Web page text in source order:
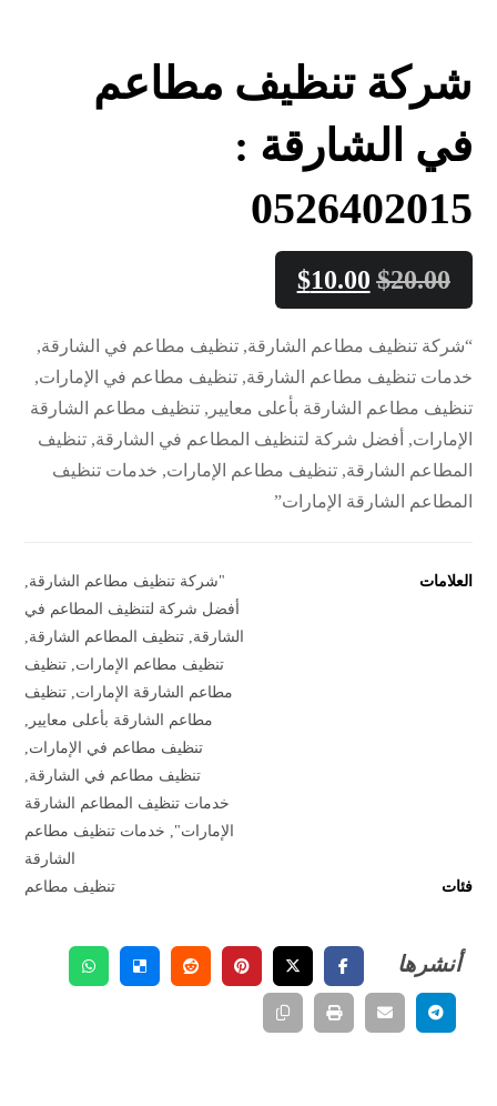
شركة تنظيف مطاعم
في الشارقة :
0526402015
$20.00
$10.00
“شركة تنظيف مطاعم الشارقة, تنظيف مطاعم في الشارقة,
خدمات تنظيف مطاعم الشارقة, تنظيف مطاعم في الإمارات,
تنظيف مطاعم الشارقة بأعلى معايير, تنظيف مطاعم الشارقة
الإمارات, أفضل شركة لتنظيف المطاعم في الشارقة, تنظيف
المطاعم الشارقة, تنظيف مطاعم الإمارات, خدمات تنظيف
المطاعم الشارقة الإمارات”
العلامات "شركة تنظيف مطاعم الشارقة
أفضل شركة لتنظيف المطاعم في
الشارقة تنظيف المطاعم الشارقة
تنظيف مطاعم الإمارات تنظيف
مطاعم الشارقة الإمارات تنظيف
مطاعم الشارقة بأعلى معايير
تنظيف مطاعم في الإمارات
تنظيف مطاعم في الشارقة
خدمات تنظيف المطاعم الشارقة
الإمارات"
خدمات تنظيف مطاعم
الشارقة
فئات
تنظيف مطاعم